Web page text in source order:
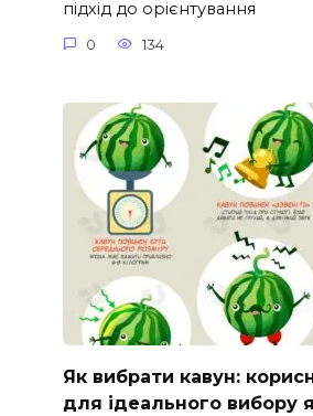
підхід до орієнтування
0 134
Як вибрати кавун:
для ідеального вибору